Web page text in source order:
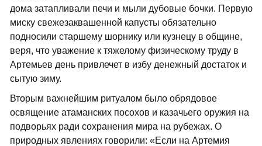
дома затапливали печи и мыли дубовые бочки. Первую
миску свежезаквашенной капусты обязательно
подносили старшему шорнику или кузнецу в общине,
веря, что уважение к тяжелому физическому труду в
Артемьев день привлечет в избу денежный достаток и
сытую зиму.
Вторым важнейшим ритуалом было обрядовое
освящение атаманских посохов и казачьего оружия на
подворьях ради сохранения мира на рубежах. О
природных явлениях говорили: «Если на Артемия